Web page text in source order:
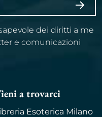
dei diritti a me
e comunicazioni
a trovarci
Esoterica Milano